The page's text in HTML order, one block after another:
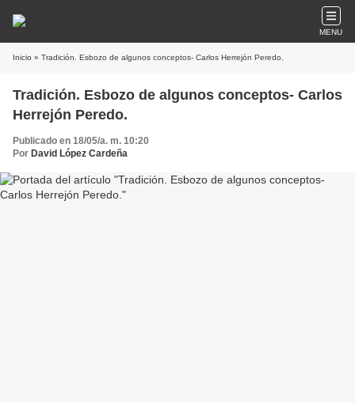
MENU
Inicio » Tradición. Esbozo de algunos conceptos- Carlos Herrejón Peredo.
Tradición. Esbozo de algunos conceptos- Carlos
Herrejón Peredo.
Publicado en 18/05/a. m. 10:20
Por David López Cardeña